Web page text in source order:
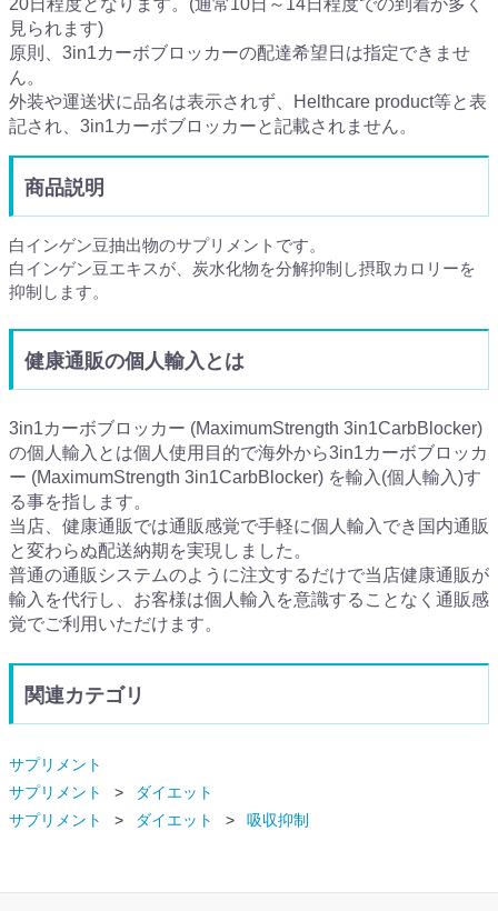
見られます)
原則、3in1カーボブロッカーの配達希望日は指定できませ
ん。
外装や運送状に品名は表示されず、Helthcare product等と表
記され、3in1カーボブロッカーと記載されません。
商品説明
白インゲン豆抽出物のサプリメントです。
白インゲン豆エキスが、炭水化物を分解抑制し摂取カロリーを
抑制します。
健康通販の個人輸入とは
3in1カーボブロッカー (MaximumStrength 3in1CarbBlocker)
の個人輸入とは個人使用目的で海外から3in1カーボブロッカ
ー (MaximumStrength 3in1CarbBlocker) を輸入(個人輸入)す
る事を指します。
当店、健康通販では通販感覚で手軽に個人輸入でき国内通販
と変わらぬ配送納期を実現しました。
普通の通販システムのように注文するだけで当店健康通販が
輸入を代行し、お客様は個人輸入を意識することなく通販感
覚でご利用いただけます。
関連カテゴリ
サプリメント
サプリメント
ダイエット
サプリメント
ダイエット 吸収抑制